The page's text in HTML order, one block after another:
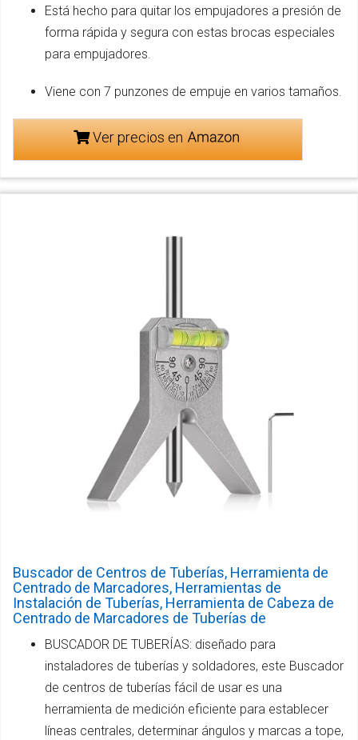
Está hecho para quitar los empujadores a presión de
forma rápida y segura con estas brocas especiales
para empujadores.
Viene con 7 punzones de empuje en varios tamaños.
Ver precios en
Buscador de Centros de Tuberías, Herramienta de
Centrado de Marcadores, Herramientas de
Instalación de Tuberías, Herramienta de Cabeza de
Centrado de Marcadores de Tuberías de
BUSCADOR DE TUBERÍAS: diseñado para
instaladores de tuberías y soldadores, este Buscador
de centros de tuberías fácil de usar es una
herramienta de medición eficiente para establecer
líneas centrales, determinar ángulos y marcas a tope,